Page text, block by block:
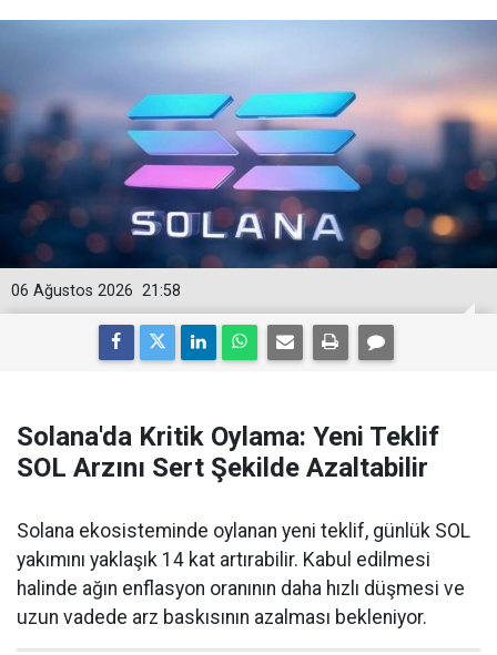
21:58
06 Ağustos 2026
Solana'da Kritik Oylama: Yeni Teklif
SOL Arzını Sert Şekilde Azaltabilir
Solana ekosisteminde oylanan yeni teklif, günlük SOL
yakımını yaklaşık 14 kat artırabilir. Kabul edilmesi
halinde ağın enflasyon oranının daha hızlı düşmesi ve
uzun vadede arz baskısının azalması bekleniyor.